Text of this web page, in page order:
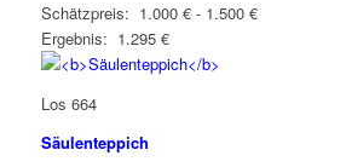
Schätzpreis: 1.000 € - 1.500 €
Ergebnis: 1.295 €
Los 664
Säulenteppich